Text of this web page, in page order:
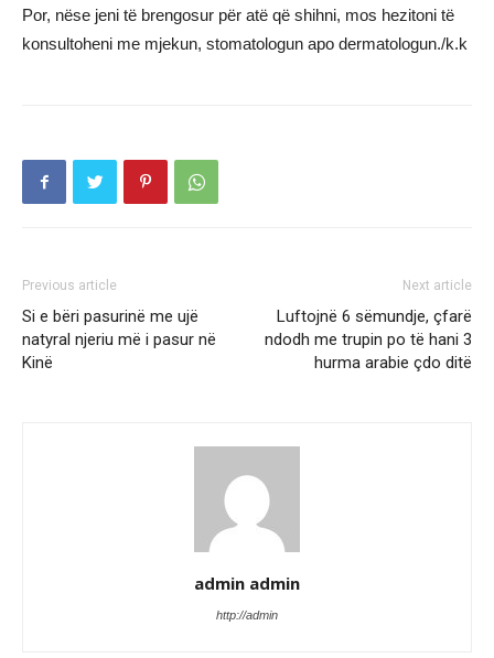
Por, nëse jeni të brengosur për atë që shihni, mos hezitoni të
konsultoheni me mjekun, stomatologun apo dermatologun./k.k
Previous article
Si e bëri pasurinë me ujë
natyral njeriu më i pasur në
Kinë
Next article
Luftojnë 6 sëmundje, çfarë
ndodh me trupin po të hani 3
hurma arabie çdo ditë
admin admin
http://admin